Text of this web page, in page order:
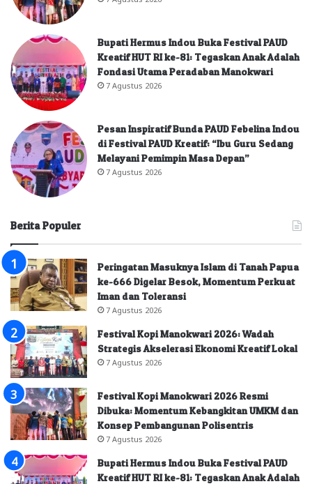
Bupati Hermus Indou Buka Festival PAUD
Kreatif HUT RI ke-81: Tegaskan Anak Adalah
Fondasi Utama Peradaban Manokwari
7 Agustus 2026
Pesan Inspiratif Bunda PAUD Febelina Indou
di Festival PAUD Kreatif: “Ibu Guru Sedang
Melayani Pemimpin Masa Depan”
7 Agustus 2026
Berita Populer
Peringatan Masuknya Islam di Tanah Papua
ke-666 Digelar Besok, Momentum Perkuat
Iman dan Toleransi
7 Agustus 2026
Festival Kopi Manokwari 2026: Wadah
Strategis Akselerasi Ekonomi Kreatif Lokal
7 Agustus 2026
Festival Kopi Manokwari 2026 Resmi
Dibuka: Momentum Kebangkitan UMKM dan
Konsep Pembangunan Polisentris
7 Agustus 2026
Bupati Hermus Indou Buka Festival PAUD
Kreatif HUT RI ke-81: Tegaskan Anak Adalah